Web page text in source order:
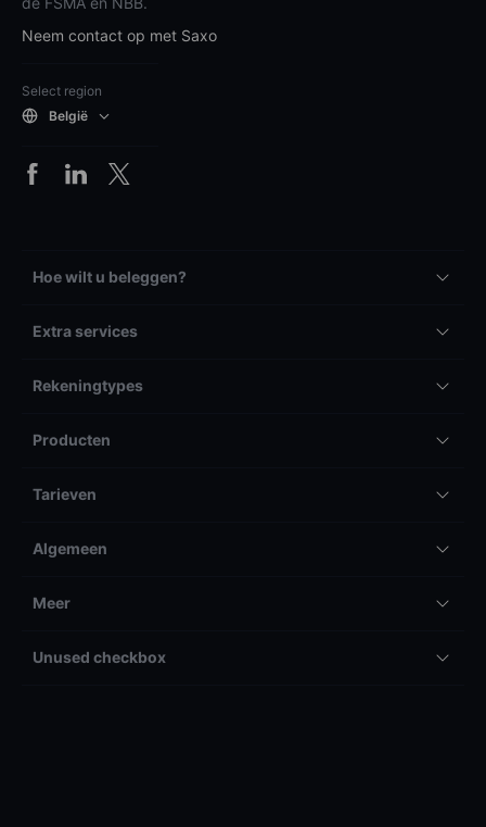
Neem contact op met Saxo
Select region
België
Hoe wilt u beleggen?
Extra services
Rekeningtypes
Producten
Tarieven
Algemeen
Meer
Unused checkbox